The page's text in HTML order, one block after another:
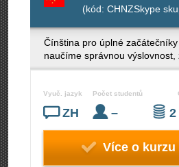
(kód: CHNZSkype
Čínština pro úplné
naučíme správnou
Vyuč. jazyk
ZH
Počet studentů
– 2
Více o kurzu